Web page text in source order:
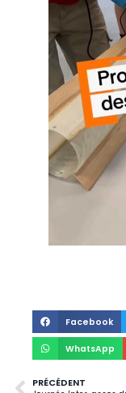
Facebook
WhatsApp
PRÉCÉDENT